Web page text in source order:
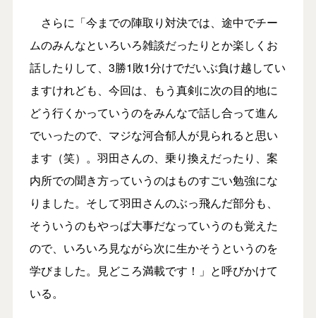
さらに「今までの陣取り対決では、途中でチー
ムのみんなといろいろ雑談だったりとか楽しくお
話したりして、3勝1敗1分けでだいぶ負け越してい
ますけれども、今回は、もう真剣に次の目的地に
どう行くかっていうのをみんなで話し合って進ん
でいったので、マジな河合郁⼈が見られると思い
ます（笑）。羽田さんの、乗り換えだったり、案
内所での聞き方っていうのはものすごい勉強にな
りました。そして羽田さんのぶっ飛んだ部分も、
そういうのもやっぱ大事だなっていうのも覚えた
ので、いろいろ見ながら次に生かそうというのを
学びました。見どころ満載です！」と呼びかけて
いる。